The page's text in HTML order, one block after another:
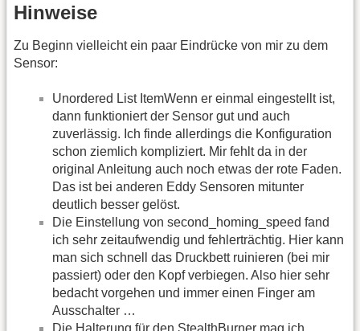
Hinweise
Zu Beginn vielleicht ein paar Eindrücke von mir zu dem
Sensor:
Unordered List ItemWenn er einmal eingestellt ist,
dann funktioniert der Sensor gut und auch
zuverlässig. Ich finde allerdings die Konfiguration
schon ziemlich kompliziert. Mir fehlt da in der
original Anleitung auch noch etwas der rote Faden.
Das ist bei anderen Eddy Sensoren mitunter
deutlich besser gelöst.
Die Einstellung von second_homing_speed fand
ich sehr zeitaufwendig und fehlerträchtig. Hier kann
man sich schnell das Druckbett ruinieren (bei mir
passiert) oder den Kopf verbiegen. Also hier sehr
bedacht vorgehen und immer einen Finger am
Ausschalter …